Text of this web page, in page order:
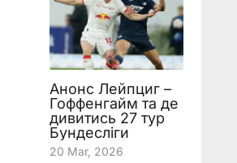
Анонс Лейпциг –
Гоффенгайм та де
дивитись 27 тур
Бундесліги
20 Mar, 2026